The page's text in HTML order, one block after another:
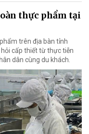
thực phẩm tại
trên địa bàn tỉnh
cấp thiết từ thực tiễn
dân cùng du khách.